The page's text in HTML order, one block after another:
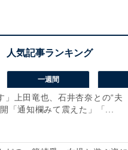
一週間
」上田竜也、石井杏奈との“夫
「通知欄みて震えた」「...